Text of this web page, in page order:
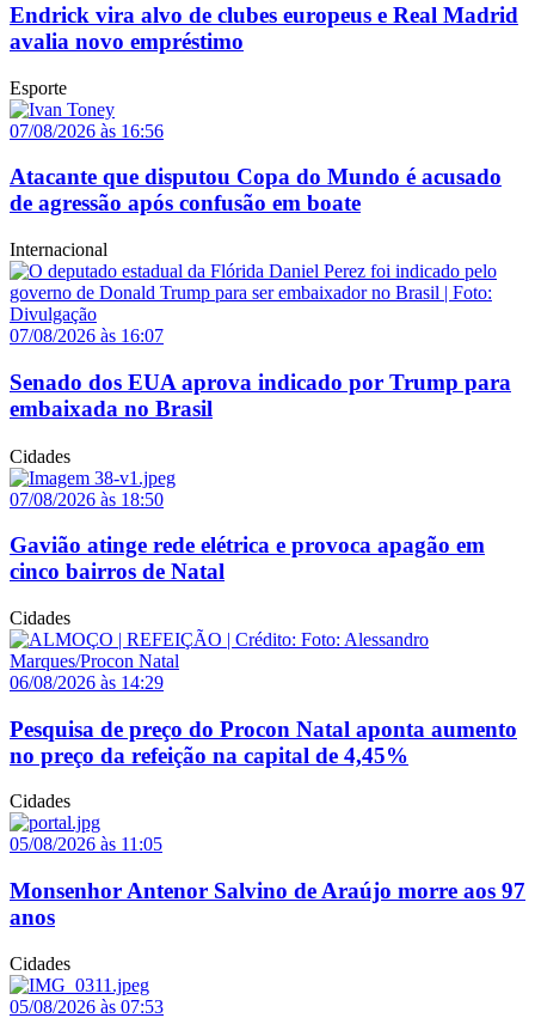
Endrick vira alvo de clubes europeus e Real Madrid
avalia novo empréstimo
Esporte
07/08/2026 às 16:56
Atacante que disputou Copa do Mundo é acusado
de agressão após confusão em boate
Internacional
07/08/2026 às 16:07
Senado dos EUA aprova indicado por Trump para
embaixada no Brasil
Cidades
07/08/2026 às 18:50
Gavião atinge rede elétrica e provoca apagão em
cinco bairros de Natal
Cidades
06/08/2026 às 14:29
Pesquisa de preço do Procon Natal aponta aumento
no preço da refeição na capital de 4,45%
Cidades
05/08/2026 às 11:05
Monsenhor Antenor Salvino de Araújo morre aos 97
anos
Cidades
05/08/2026 às 07:53